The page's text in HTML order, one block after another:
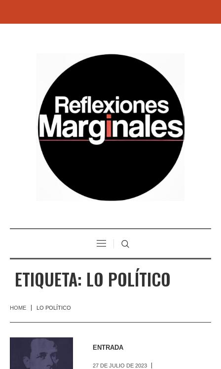
ETIQUETA: LO POLÍTICO
HOME LO POLÍTICO
ENTRADA
27 DE JULIO DE 2023